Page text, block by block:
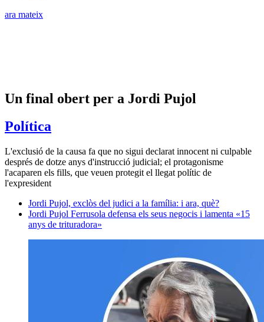
ara mateix
Un final obert per a Jordi Pujol
Política
L'exclusió de la causa fa que no sigui declarat innocent ni culpable
després de dotze anys d'instrucció judicial; el protagonisme
l'acaparen els fills, que veuen protegit el llegat polític de
l'expresident
Jordi Pujol, exclòs del judici a la família: i ara, què?
Jordi Pujol Ferrusola defensa els seus negocis i lamenta «15
anys de trituradora»